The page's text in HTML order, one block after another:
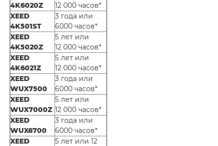
4K6020Z
12 000 часов*
XEED
4K501ST
3 года или
6000 часов*
XEED
4K5020Z
5 лет или
12 000 часов*
XEED
4K6021Z
5 лет или
12 000 часов*
XEED
WUX7500
3 года или
6000 часов*
XEED
WUX7000Z
5 лет или
12 000 часов*
XEED
WUX6700
3 года или
6000 часов*
XEED
5 лет или 12